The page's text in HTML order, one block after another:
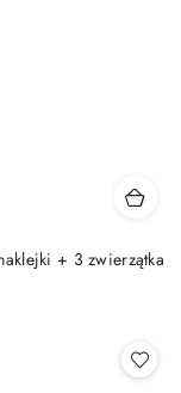
+ 3 zwierzątka